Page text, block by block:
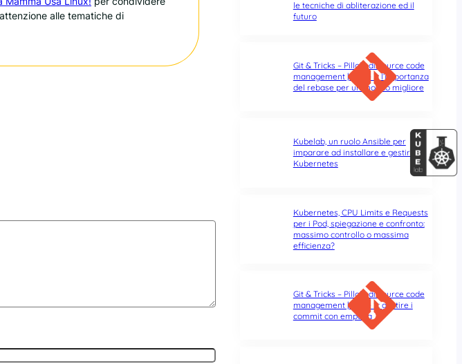
alle tematiche di
le tecniche di abliterazione ed il
futuro
Git & Tricks – Pillole di source code
management | Parte 3: l’importanza
del rebase per un mondo migliore
Kubelab, un ruolo Ansible per
imparare ad installare e gestire
Kubernetes
Kubernetes, CPU Limits e Requests
per i Pod, spiegazione e confronto:
massimo controllo o massima
efficienza?
Git & Tricks – Pillole di source code
management | Parte 2: gestire i
commit con empatia